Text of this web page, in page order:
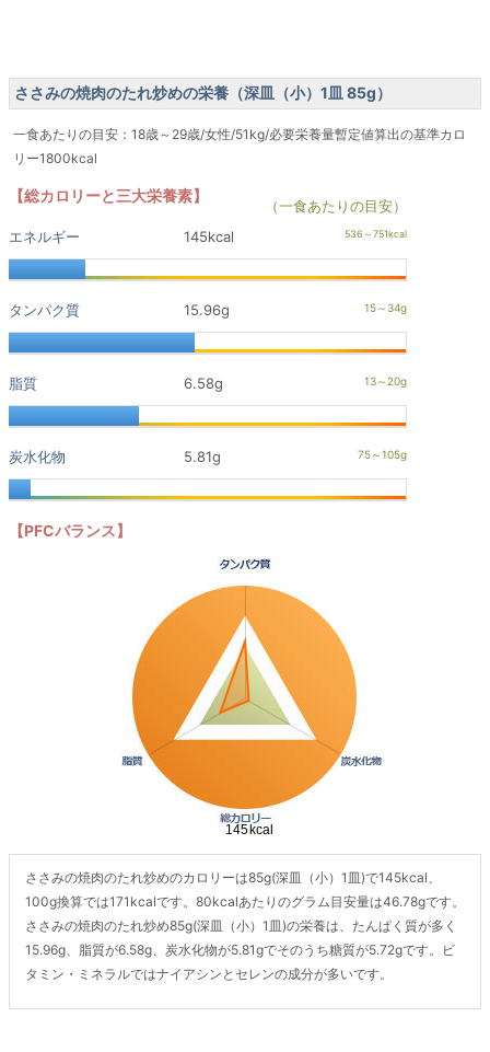
ささみの焼肉のたれ炒めの栄養（深皿（小）1皿 85g）
一食あたりの目安：18歳～29歳/女性/51kg/必要栄養量暫定値算出の基準カロ
リー1800kcal
【総カロリーと三大栄養素】
（一食あたりの目安）
エネルギー
145kcal
タンパク質 15.96g
脂質 6.58g
炭水化物 5.81g
【PFCバランス】
ささみの焼肉のたれ炒めのカロリーは85g(深皿（小）1皿)で145kcal、
100g換算では171kcalです。80kcalあたりのグラム目安量は46.78gです。
ささみの焼肉のたれ炒め85g(深皿（小）1皿)の栄養は、たんぱく質が多く
15.96g、脂質が6.58g、炭水化物が5.81gでそのうち糖質が5.72gです。ビ
タミン・ミネラルではナイアシンとセレンの成分が多いです。